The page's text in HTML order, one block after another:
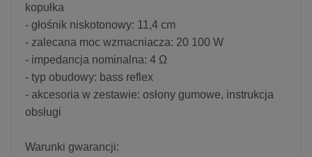
kopułka
- głośnik niskotonowy: 11,4 cm
- zalecana moc wzmacniacza: 20 100 W
- impedancja nominalna: 4 Ω
- typ obudowy: bass reflex
- akcesoria w zestawie: osłony gumowe, instrukcja
obsługi
Warunki gwarancji: